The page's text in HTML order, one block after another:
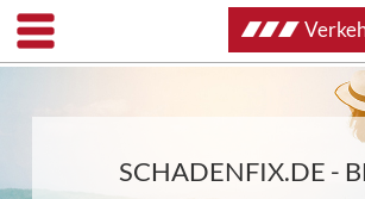
SCHADENFIX.DE -